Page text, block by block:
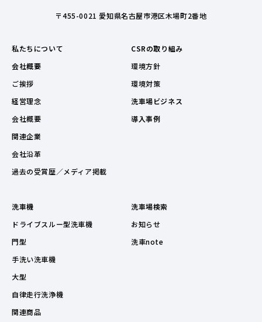
〒455-0021 愛知県名古屋市港区木場町2番地
私たちについて
会社概要
ご挨拶
経営理念
会社概要
関連企業
会社沿革
過去の受賞歴／メディア掲載
CSRの取り組み
環境方針
環境対策
洗車場ビジネス
導入事例
洗車機
ドライブスルー型洗車機
門型
手洗い洗車機
大型
自律走行洗浄機
関連商品
洗車場検索
お知らせ
洗車note